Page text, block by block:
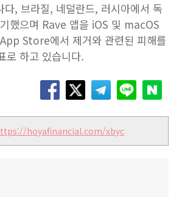
다, 브라질, 네덜란드, 러시아에서 독
했으며 Rave 앱을 iOS 및 macOS
Store에서 제거와 관련된 피해를
로 하고 있습니다.
hoyafinancial.com/xbyc